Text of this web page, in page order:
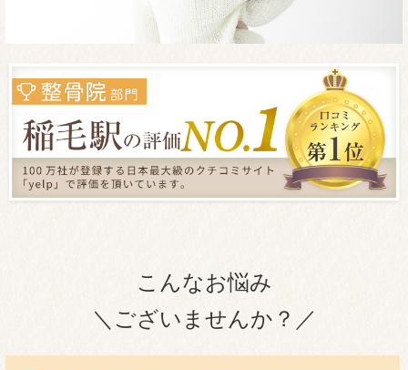
こんなお悩み
＼ございませんか？／